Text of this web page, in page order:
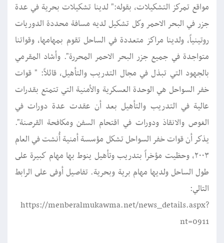
مواقع تمركز التشكيلات، بقوله:" لدينا تشكيلات بحرية في عدة
جزر في البحر الاحمر وكل تشكيل لديه مسافة محددة الدوريات
روتينياً، ولدينا مراكز متعددة في الساحل تقوم بمهامها، وقواتنا
متواجدة في جميع جزر البحر الاحمر المحررة". وأشاد المقرمي
بالجهود التي تبذل في مجال التدريب والتأهيل، قائلاً: " قوات
خفر السواحل هي الوحدة العسكرية والأمنية التي تتمتع بقدرات
عالية في التدريب والتأهيل بعد أن عقدت عدة دورات في
الغوص والانقاذ ودورات في اقتحام السفن ومكافحة القرصنة".
يذكر أن قوات خفر السواحل تشكل مؤسسة أمنية أُنشت في العام
٢٠٠٣، وحظيت مؤخراً بتدريب وتأهيل ينوط بها مهام كبيرة على
طول الساحل ولديها مهام برية وبحرية. تفاصيل أوفى على الرابط
التالي:
https://menberalmukawma.net/news_details.aspx?
nt=0911